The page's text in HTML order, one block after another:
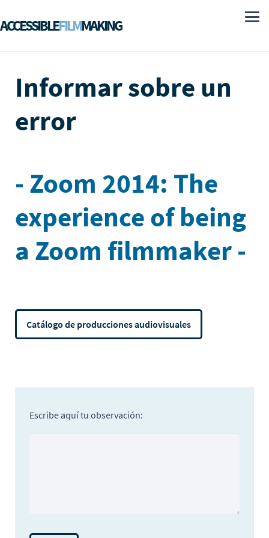
ACCESSIBLEFILMMAKING
Informar sobre un
error
- Zoom 2014: The
experience of being
a Zoom filmmaker -
Catálogo de producciones audiovisuales
Escribe aquí tu observación: